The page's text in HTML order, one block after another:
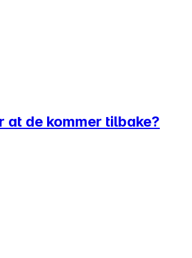
de kommer tilbake?